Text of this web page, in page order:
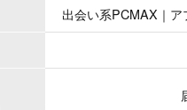
出会い系PCMAX｜